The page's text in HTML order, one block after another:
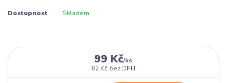
Dostupnost Skladem
99 Kč/ks
82 Kč bez DPH